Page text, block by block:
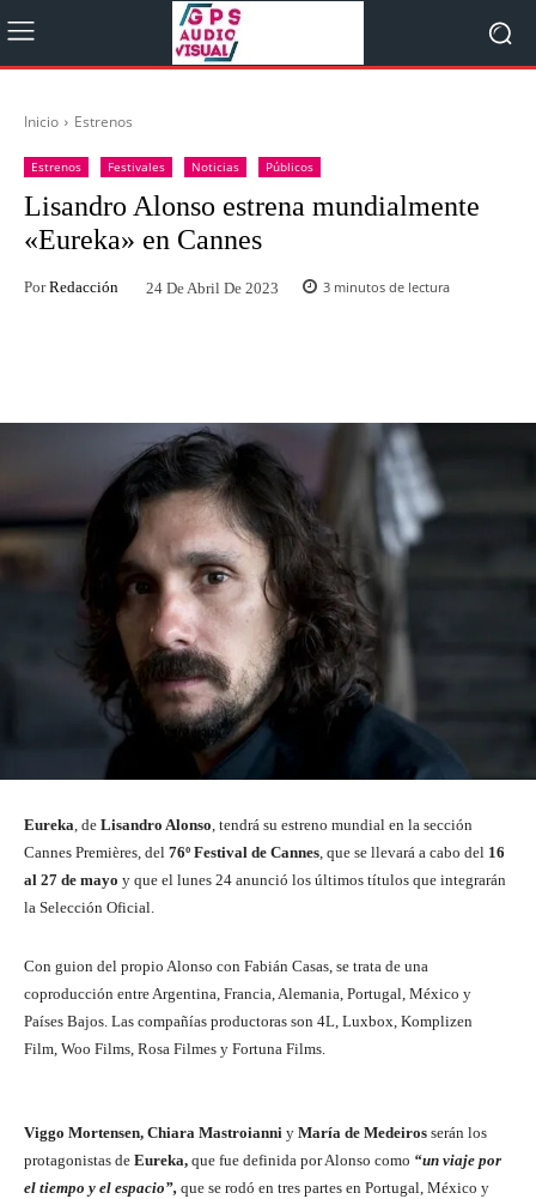
Inicio Estrenos
Estrenos Festivales Noticias Públicos
Lisandro Alonso estrena mundialmente
«Eureka» en Cannes
Por Redacción 24 De Abril De 2023 3 minutos de lectura
Eureka, de Lisandro Alonso, tendrá su estreno mundial en la sección
Cannes Premières, del 76º Festival de Cannes, que se llevará a cabo del 16
al 27 de mayo y que el lunes 24 anunció los últimos títulos que integrarán
la Selección Oficial.
Con guion del propio Alonso con Fabián Casas, se trata de una
coproducción entre Argentina, Francia, Alemania, Portugal, México y
Países Bajos. Las compañías productoras son 4L, Luxbox, Komplizen
Film, Woo Films, Rosa Filmes y Fortuna Films.
Viggo Mortensen, Chiara Mastroianni y María de Medeiros serán los
protagonistas de Eureka, que fue definida por Alonso como “un viaje por
el tiempo y el espacio”, que se rodó en tres partes en Portugal, México y